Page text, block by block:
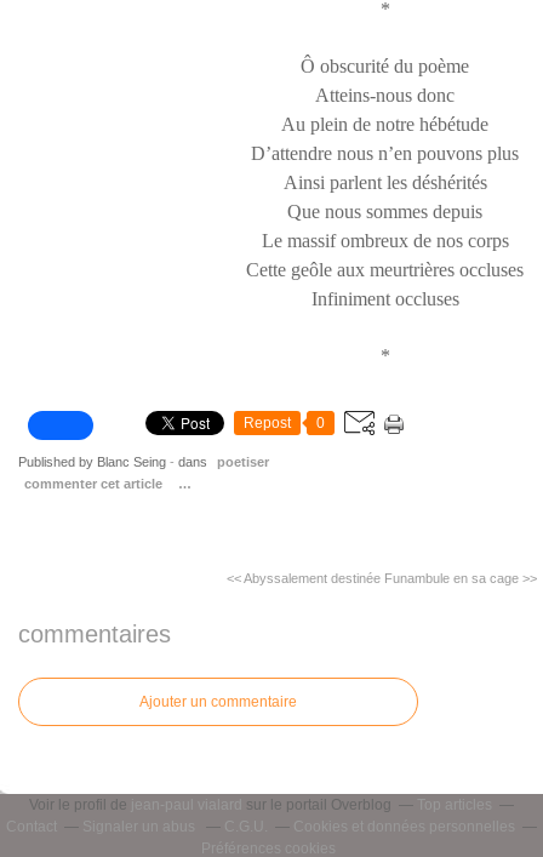
*
Ô obscurité du poème
Atteins-nous donc
Au plein de notre hébétude
D’attendre nous n’en pouvons plus
Ainsi parlent les déshérités
Que nous sommes depuis
Le massif ombreux de nos corps
Cette geôle aux meurtrières occluses
Infiniment occluses
*
Repost 0
Published by Blanc Seing - dans
poetiser
commenter cet article
…
<< Abyssalement destinée Funambule en sa cage >>
commentaires
Ajouter un commentaire
Voir le profil de jean-paul vialard sur le portail Overblog
Top articles
Contact
Signaler un abus C.G.U.
Cookies et données personnelles
Préférences cookies